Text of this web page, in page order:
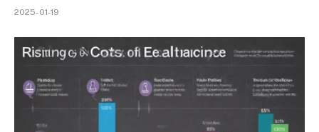
2025-01-19